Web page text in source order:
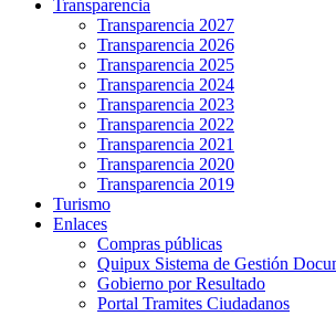
Transparencia
Transparencia 2027
Transparencia 2026
Transparencia 2025
Transparencia 2024
Transparencia 2023
Transparencia 2022
Transparencia 2021
Transparencia 2020
Transparencia 2019
Turismo
Enlaces
Compras públicas
Quipux Sistema de Gestión
Gobierno por Resultado
Portal Tramites Ciudadanos